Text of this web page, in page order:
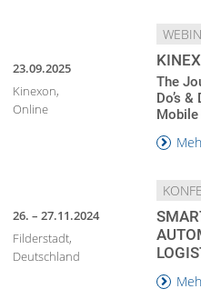
23.09.2025
Kinexon,
Online
The
Do’s
Mobile
26. – 27.11.2024
Filderstadt,
Deutschland